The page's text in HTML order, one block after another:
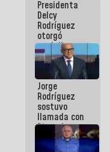
es
embarrarla
Presidenta
Delcy
Rodríguez
otorgó
medalla
"Héroe de
Venezuela"
a servidores
públicos
Jorge
Rodríguez
sostuvo
llamada con
Dinorah
Figuera y
acuerdan